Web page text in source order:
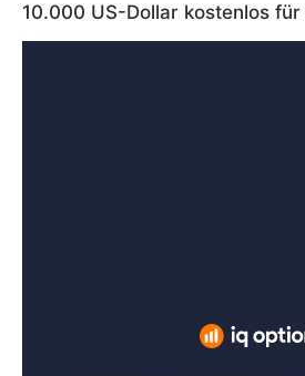
10.000 US-Dollar kostenlos für